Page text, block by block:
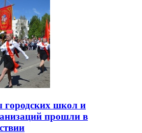
городских школ и
прошли в